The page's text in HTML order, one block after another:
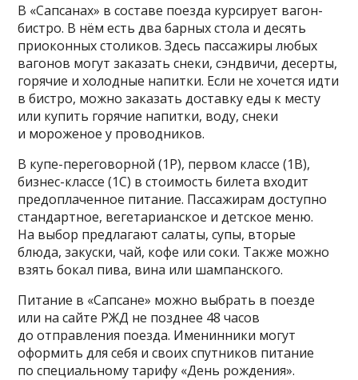
В «Сапсанах» в составе поезда курсирует вагон-
бистро. В нём есть два барных стола и десять
приоконных столиков. Здесь пассажиры любых
вагонов могут заказать снеки, сэндвичи, десерты,
горячие и холодные напитки. Если не хочется идти
в бистро, можно заказать доставку еды к месту
или купить горячие напитки, воду, снеки
и мороженое у проводников.
В купе-переговорной (1Р), первом классе (1В),
бизнес-классе (1С) в стоимость билета входит
предоплаченное питание. Пассажирам доступно
стандартное, вегетарианское и детское меню.
На выбор предлагают салаты, супы, вторые
блюда, закуски, чай, кофе или соки. Также можно
взять бокал пива, вина или шампанского.
Питание в «Сапсане» можно выбрать в поезде
или на сайте РЖД не позднее 48 часов
до отправления поезда. Именинники могут
оформить для себя и своих спутников питание
по специальному тарифу «День рождения».